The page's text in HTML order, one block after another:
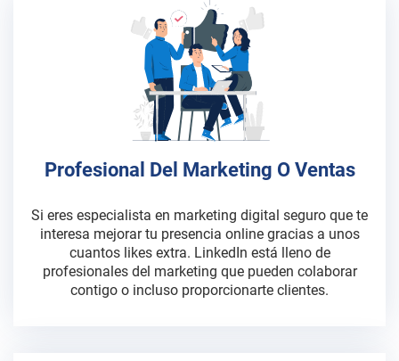
Profesional Del Marketing O Ventas
Si eres especialista en marketing digital seguro que te
interesa mejorar tu presencia online gracias a unos
cuantos likes extra. LinkedIn está lleno de
profesionales del marketing que pueden colaborar
contigo o incluso proporcionarte clientes.